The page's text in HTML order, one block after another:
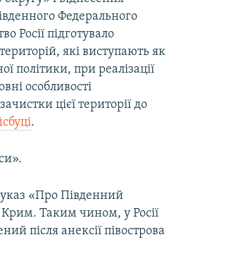
Федерального
Росії підготувало
які виступають як
політики, при реалізації
особливості
цієї території до
.
«Про Південний
Таким чином, у Росії
після анексії півострова